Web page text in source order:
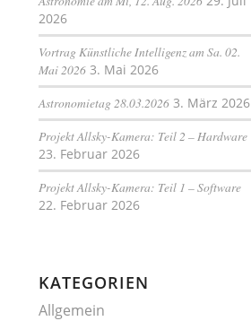
2026
Vortrag Künstliche Intelligenz am Sa. 02.
Mai 2026 3. Mai 2026
Astronomietag 28.03.2026 3. März 2026
Projekt Allsky-Kamera: Teil 2 – Hardware
23. Februar 2026
Projekt Allsky-Kamera: Teil 1 – Software
22. Februar 2026
KATEGORIEN
Allgemein